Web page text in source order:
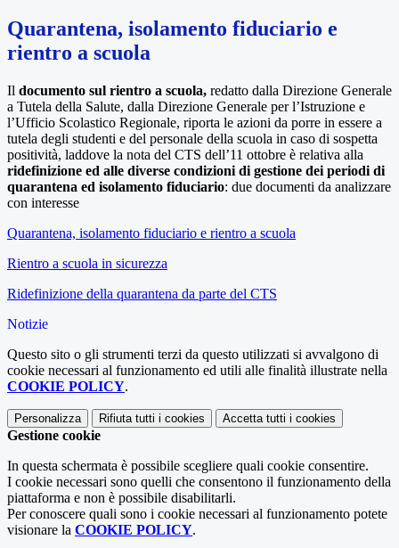
Quarantena, isolamento fiduciario e
rientro a scuola
Il documento sul rientro a scuola, redatto dalla Direzione Generale
a Tutela della Salute, dalla Direzione Generale per l’Istruzione e
l’Ufficio Scolastico Regionale, riporta le azioni da porre in essere a
tutela degli studenti e del personale della scuola in caso di sospetta
positività, laddove la nota del CTS dell’11 ottobre è relativa alla
ridefinizione ed alle diverse condizioni di gestione dei periodi di
quarantena ed isolamento fiduciario: due documenti da analizzare
con interesse
Quarantena, isolamento fiduciario e rientro a scuola
Rientro a scuola in sicurezza
Ridefinizione della quarantena da parte del CTS
Notizie
Questo sito o gli strumenti terzi da questo utilizzati si avvalgono di
cookie necessari al funzionamento ed utili alle finalità illustrate nella
COOKIE POLICY.
Personalizza Rifiuta tutti i cookies Accetta tutti i cookies
Gestione cookie
In questa schermata è possibile scegliere quali cookie consentire.
I cookie necessari sono quelli che consentono il funzionamento della
piattaforma e non è possibile disabilitarli.
Per conoscere quali sono i cookie necessari al funzionamento potete
visionare la COOKIE POLICY.